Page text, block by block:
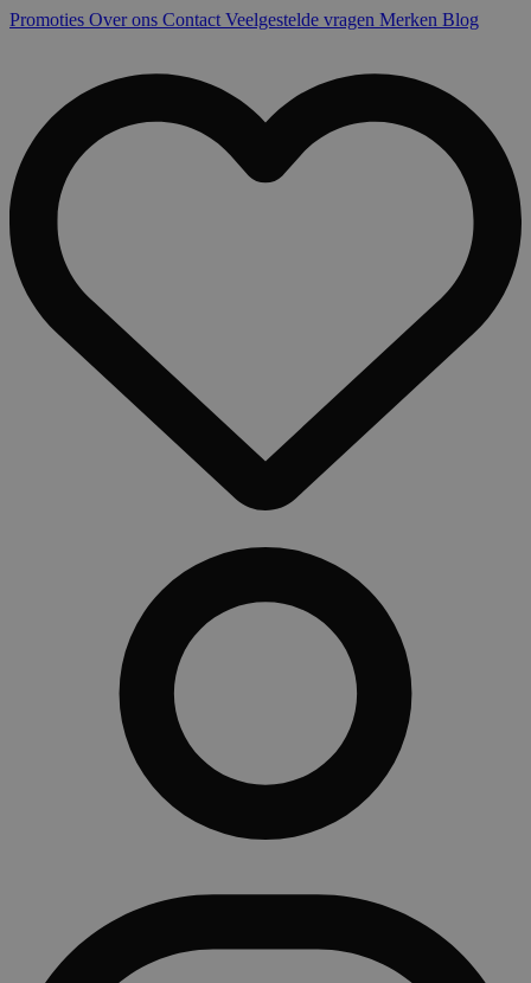
Promoties Over ons Contact Veelgestelde vragen Merken Blog